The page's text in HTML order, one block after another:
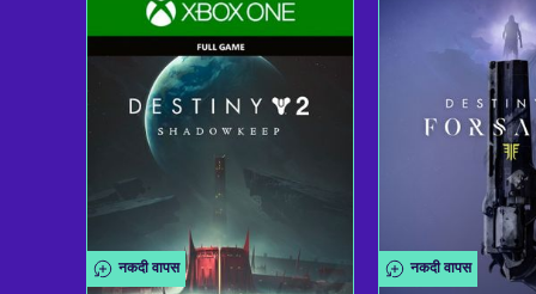
View offers View
नकदी वापस नकदी वापस